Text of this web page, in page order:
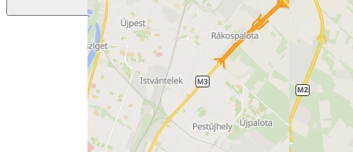
Previous